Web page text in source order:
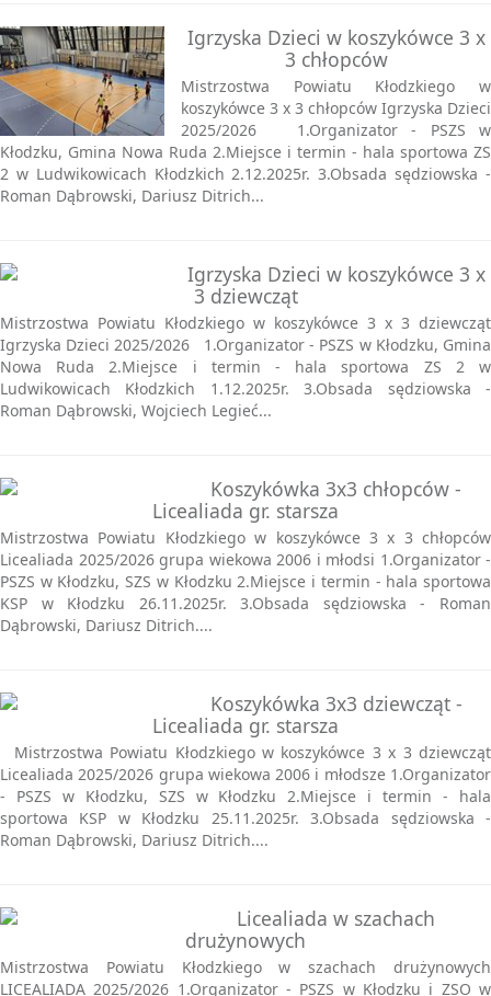
Igrzyska Dzieci w koszykówce 3 x
3 chłopców
Mistrzostwa Powiatu Kłodzkiego w
koszykówce 3 x 3 chłopców Igrzyska Dzieci
2025/2026 1.Organizator - PSZS w
Kłodzku, Gmina Nowa Ruda 2.Miejsce i termin - hala sportowa ZS
2 w Ludwikowicach Kłodzkich 2.12.2025r. 3.Obsada sędziowska -
Roman Dąbrowski, Dariusz Ditrich...
Igrzyska Dzieci w koszykówce 3 x
3 dziewcząt
Mistrzostwa Powiatu Kłodzkiego w koszykówce 3 x 3 dziewcząt
Igrzyska Dzieci 2025/2026 1.Organizator - PSZS w Kłodzku, Gmina
Nowa Ruda 2.Miejsce i termin - hala sportowa ZS 2 w
Ludwikowicach Kłodzkich 1.12.2025r. 3.Obsada sędziowska -
Roman Dąbrowski, Wojciech Legieć...
Koszykówka 3x3 chłopców -
Licealiada gr. starsza
Mistrzostwa Powiatu Kłodzkiego w koszykówce 3 x 3 chłopców
Licealiada 2025/2026 grupa wiekowa 2006 i młodsi 1.Organizator -
PSZS w Kłodzku, SZS w Kłodzku 2.Miejsce i termin - hala sportowa
KSP w Kłodzku 26.11.2025r. 3.Obsada sędziowska - Roman
Dąbrowski, Dariusz Ditrich....
Koszykówka 3x3 dziewcząt -
Licealiada gr. starsza
Mistrzostwa Powiatu Kłodzkiego w koszykówce 3 x 3 dziewcząt
Licealiada 2025/2026 grupa wiekowa 2006 i młodsze 1.Organizator
- PSZS w Kłodzku, SZS w Kłodzku 2.Miejsce i termin - hala
sportowa KSP w Kłodzku 25.11.2025r. 3.Obsada sędziowska -
Roman Dąbrowski, Dariusz Ditrich....
Licealiada w szachach
drużynowych
Mistrzostwa Powiatu Kłodzkiego w szachach drużynowych
LICEALIADA 2025/2026 1.Organizator - PSZS w Kłodzku i ZSO w